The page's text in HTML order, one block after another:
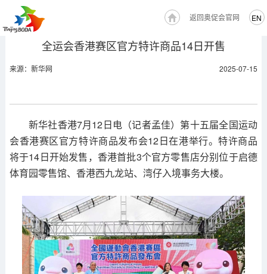
EN
返回奥促会官网
全运会香港赛区官方特许商品14日开售
来源：新华网 2025-07-15
新华社香港7月12日电（记者孟佳）第十五届全国运动
会香港赛区官方特许商品发布会12日在港举行。特许商品
将于14日开始发售，香港首批3个官方零售店分别位于启德
体育园零售馆、香港西九龙站、湾仔入境事务大楼。